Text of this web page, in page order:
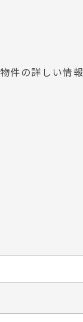
物件の詳しい情報